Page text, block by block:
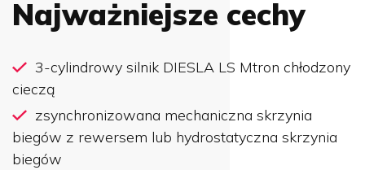
Najważniejsze cechy
3-cylindrowy silnik DIESLA LS Mtron chłodzony
cieczą
zsynchronizowana mechaniczna skrzynia
biegów z rewersem lub hydrostatyczna skrzynia
biegów